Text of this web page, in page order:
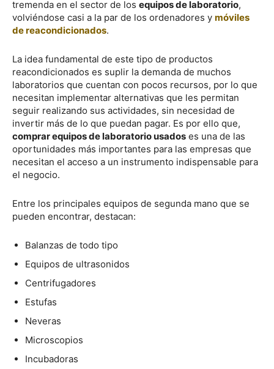
tremenda en el sector de los equipos de laboratorio,
volviéndose casi a la par de los ordenadores y móviles
de reacondicionados.
La idea fundamental de este tipo de productos
reacondicionados es suplir la demanda de muchos
laboratorios que cuentan con pocos recursos, por lo que
necesitan implementar alternativas que les permitan
seguir realizando sus actividades, sin necesidad de
invertir más de lo que puedan pagar. Es por ello que,
comprar equipos de laboratorio usados es una de las
oportunidades más importantes para las empresas que
necesitan el acceso a un instrumento indispensable para
el negocio.
Entre los principales equipos de segunda mano que se
pueden encontrar, destacan:
Balanzas de todo tipo
Equipos de ultrasonidos
Centrifugadores
Estufas
Neveras
Microscopios
Incubadoras